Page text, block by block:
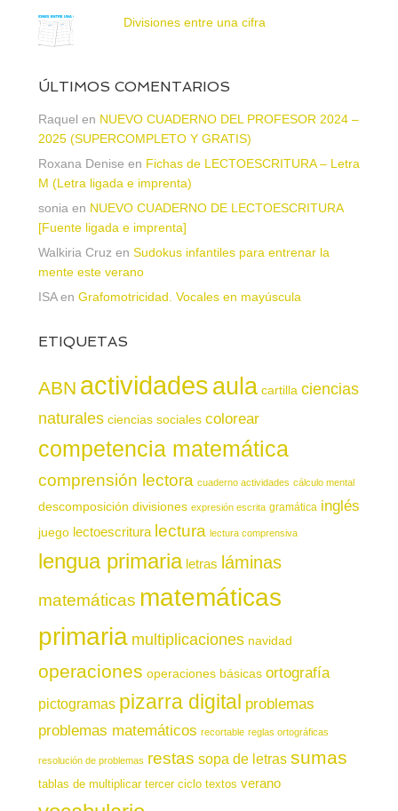
Divisiones entre una cifra
ÚLTIMOS COMENTARIOS
Raquel en NUEVO CUADERNO DEL PROFESOR 2024 –
2025 (SUPERCOMPLETO Y GRATIS)
Roxana Denise en Fichas de LECTOESCRITURA – Letra
M (Letra ligada e imprenta)
sonia en NUEVO CUADERNO DE LECTOESCRITURA
[Fuente ligada e imprenta]
Walkiria Cruz en Sudokus infantiles para entrenar la
mente este verano
ISAen Grafomotricidad. Vocales en mayúscula
ETIQUETAS
ABN actividadesaula cartilla ciencias
naturales ciencias sociales colorear
competencia matemática
comprensión lectora cuaderno actividades cálculo mental
descomposición divisiones expresión escrita gramática inglés
juego lectoescritura lectura lectura comprensiva
lengua primaria letras láminas
matemáticas matemáticas
primaria multiplicaciones navidad
operaciones operaciones básicas ortografía
pictogramas pizarra digital problemas
problemas matemáticos recortable reglas ortográficas
resolución de problemas restas sopa de letras sumas
tablas de multiplicar tercer ciclo textos verano